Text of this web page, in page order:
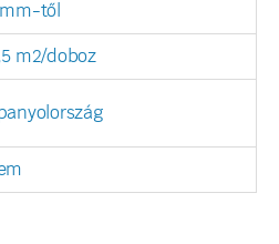
től
m2/doboz